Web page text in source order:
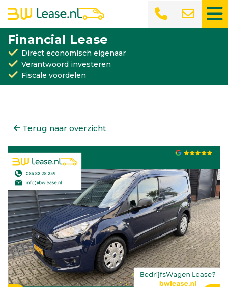
Financial Lease
Direct economisch eigenaar
Verantwoord investeren
Fiscale voordelen
Terug naar overzicht